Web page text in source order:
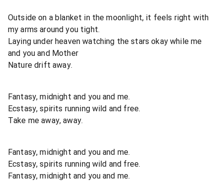
Outside on a blanket in the moonlight, it feels right with
my arms around you tight.
Laying under heaven watching the stars okay while me
and you and Mother
Nature drift away.
Fantasy, midnight and you and me.
Ecstasy, spirits running wild and free.
Take me away, away.
Fantasy, midnight and you and me.
Ecstasy, spirits running wild and free.
Fantasy, midnight and you and me.